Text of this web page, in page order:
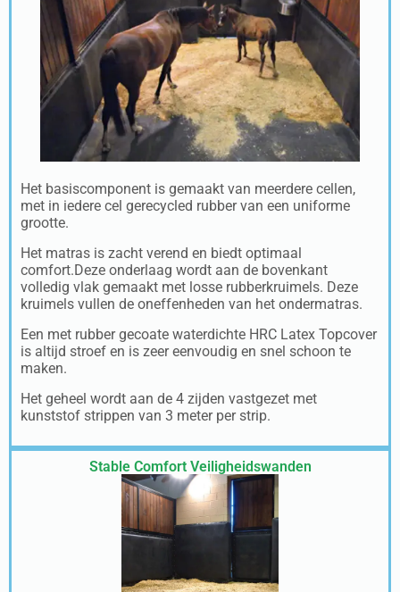
Het basiscomponent is gemaakt van meerdere cellen,
met in iedere cel gerecycled rubber van een uniforme
grootte.
Het matras is zacht verend en biedt optimaal
comfort.Deze onderlaag wordt aan de bovenkant
volledig vlak gemaakt met losse rubberkruimels. Deze
kruimels vullen de oneffenheden van het ondermatras.
Een met rubber gecoate waterdichte HRC Latex Topcover
is altijd stroef en is zeer eenvoudig en snel schoon te
maken.
Het geheel wordt aan de 4 zijden vastgezet met
kunststof strippen van 3 meter per strip.
Stable Comfort Veiligheidswanden